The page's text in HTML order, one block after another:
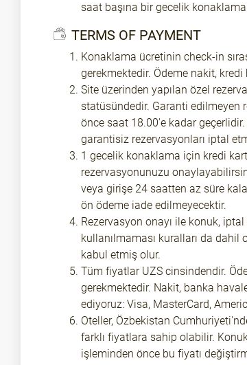
saat başına bir gecelik
TERMS OF PAYMENT
Konaklama ücretinin check-in
gerekmektedir. Ödeme nakit, kredi
Site üzerinden yapılan özel
statüsündedir. Garanti edilmeyen
önce saat 18.00'e kadar
garantisiz rezervasyonları iptal
1 gecelik konaklama için kredi
rezervasyonunuzu
veya girişe 24 saatten az süre
ön ödeme iade edilmeyecektir.
Rezervasyon onayı ile konuk,
kullanılmaması kuralları da dahil
kabul etmiş olur.
Tüm fiyatlar UZS cinsindendir.
gerekmektedir. Nakit, banka
ediyoruz: Visa, MasterCard,
Oteller, Özbekistan
farklı fiyatlara sahip olabilir.
işleminden önce bu fiyatı